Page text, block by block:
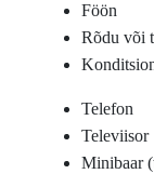
Föön
Rõdu või
Telefon
Televiisor
Minibaar